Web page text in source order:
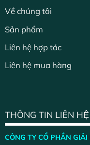
Về chúng tôi
Sản phẩm
Liên hệ hợp tác
Liên hệ mua hàng
THÔNG TIN LIÊN HỆ
CÔNG TY CỔ PHẦN